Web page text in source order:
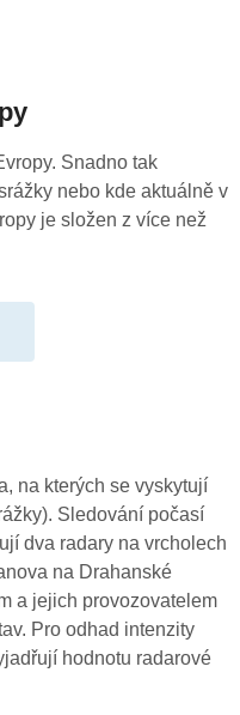
Snadno tak
nebo kde aktuálně v
je složen z více než
na kterých se vyskytují
Sledování počasí
dva radary na vrcholech
na Drahanské
a jejich provozovatelem
Pro odhad intenzity
hodnotu radarové